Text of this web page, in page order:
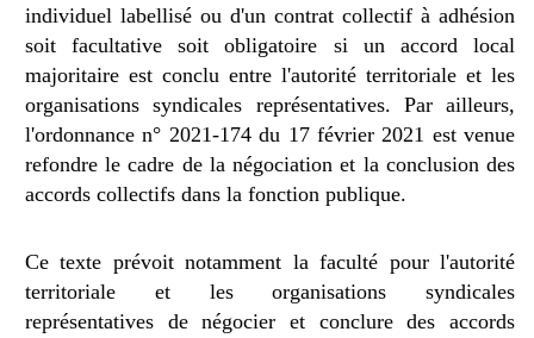
individuel labellisé ou d'un contrat collectif à adhésion
soit facultative soit obligatoire si un accord local
majoritaire est conclu entre l'autorité territoriale et les
organisations syndicales représentatives. Par ailleurs,
l'ordonnance n° 2021-174 du 17 février 2021 est venue
refondre le cadre de la négociation et la conclusion des
accords collectifs dans la fonction publique.
Ce texte prévoit notamment la faculté pour l'autorité
territoriale et les organisations syndicales
représentatives de négocier et conclure des accords